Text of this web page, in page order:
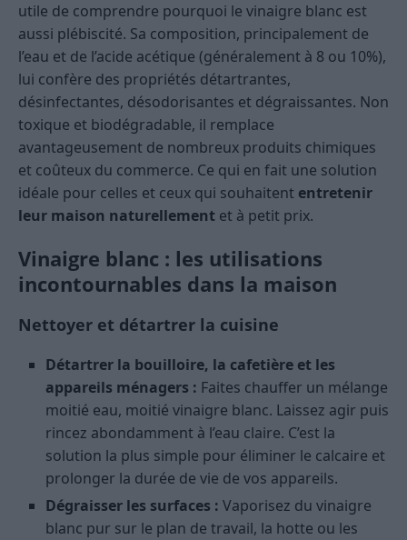
utile de comprendre pourquoi le vinaigre blanc est
aussi plébiscité. Sa composition, principalement de
l’eau et de l’acide acétique (généralement à 8 ou 10%),
lui confère des propriétés détartrantes,
désinfectantes, désodorisantes et dégraissantes. Non
toxique et biodégradable, il remplace
avantageusement de nombreux produits chimiques
et coûteux du commerce. Ce qui en fait une solution
idéale pour celles et ceux qui souhaitent entretenir
leur maison naturellement et à petit prix.
Vinaigre blanc : les utilisations
incontournables dans la maison
Nettoyer et détartrer la cuisine
Détartrer la bouilloire, la cafetière et les
appareils ménagers : Faites chauffer un mélange
moitié eau, moitié vinaigre blanc. Laissez agir puis
rincez abondamment à l’eau claire. C’est la
solution la plus simple pour éliminer le calcaire et
prolonger la durée de vie de vos appareils.
Dégraisser les surfaces : Vaporisez du vinaigre
blanc pur sur le plan de travail, la hotte ou les